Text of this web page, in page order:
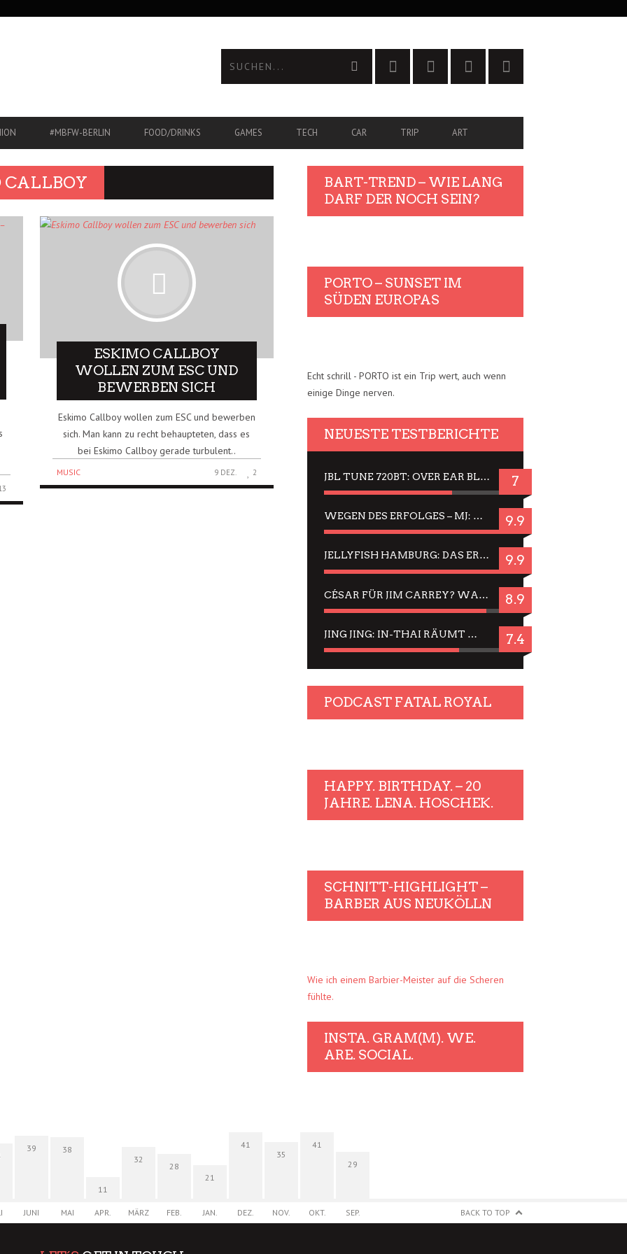
#MBFW-BERLIN FOOD/DRINKS GAMES TECH CAR TRIP ART
CALLBOY
ESKIMO CALLBOY
WOLLEN ZUM ESC UND
BEWERBEN SICH
Eskimo Callboy wollen zum ESC und bewerben
sich. Man kann zu recht behaupteten, dass es
bei Eskimo Callboy gerade turbulent..
MUSIC 9 DEZ. 2
BART-TREND – WIE LANG
DARF DER NOCH SEIN?
PORTO – SUNSET IM
SÜDEN EUROPAS
Echt schrill - PORTO ist ein Trip wert, auch wenn
einige Dinge nerven.
NEUESTE TESTBERICHTE
JBL TUNE 720BT: OVER EAR BLUETOOTH KOPFHÖRER UM DIE 50,-€ IM DAUER-TEST 7
WEGEN DES ERFOLGES – MJ: MICHAEL JACKSON MUSICAL IN EINER MATINEE SEHEN 9.9
JELLYFISH HAMBURG: DAS ERFOLGREICHE SOMMER-MENÜ 2025 IN GEFÜHLEN UND BILDERN 9.9
CÉSAR FÜR JIM CARREY? WARUM DAS EINER DER NERVIGSTEN ACTORS IST UND BLEIBT 8.9
JING JING: IN-THAI RÄUMT WIEDER TITEL AB – EIN ZWEI-STUNDEN-ERLEBNISBERICHT 7.4
PODCAST FATAL ROYAL
HAPPY. BIRTHDAY. – 20
JAHRE. LENA. HOSCHEK.
SCHNITT-HIGHLIGHT –
BARBER AUS NEUKÖLLN
Wie ich einem Barbier-Meister auf die Scheren
fühlte.
INSTA. GRAM(M). WE.
ARE. SOCIAL.
39
JUNI
38
MAI
11
APR.
32
MÄRZ
28
FEB.
21
JAN.
41
DEZ.
35
NOV.
41
OKT.
29
SEP. BACK TO TOP